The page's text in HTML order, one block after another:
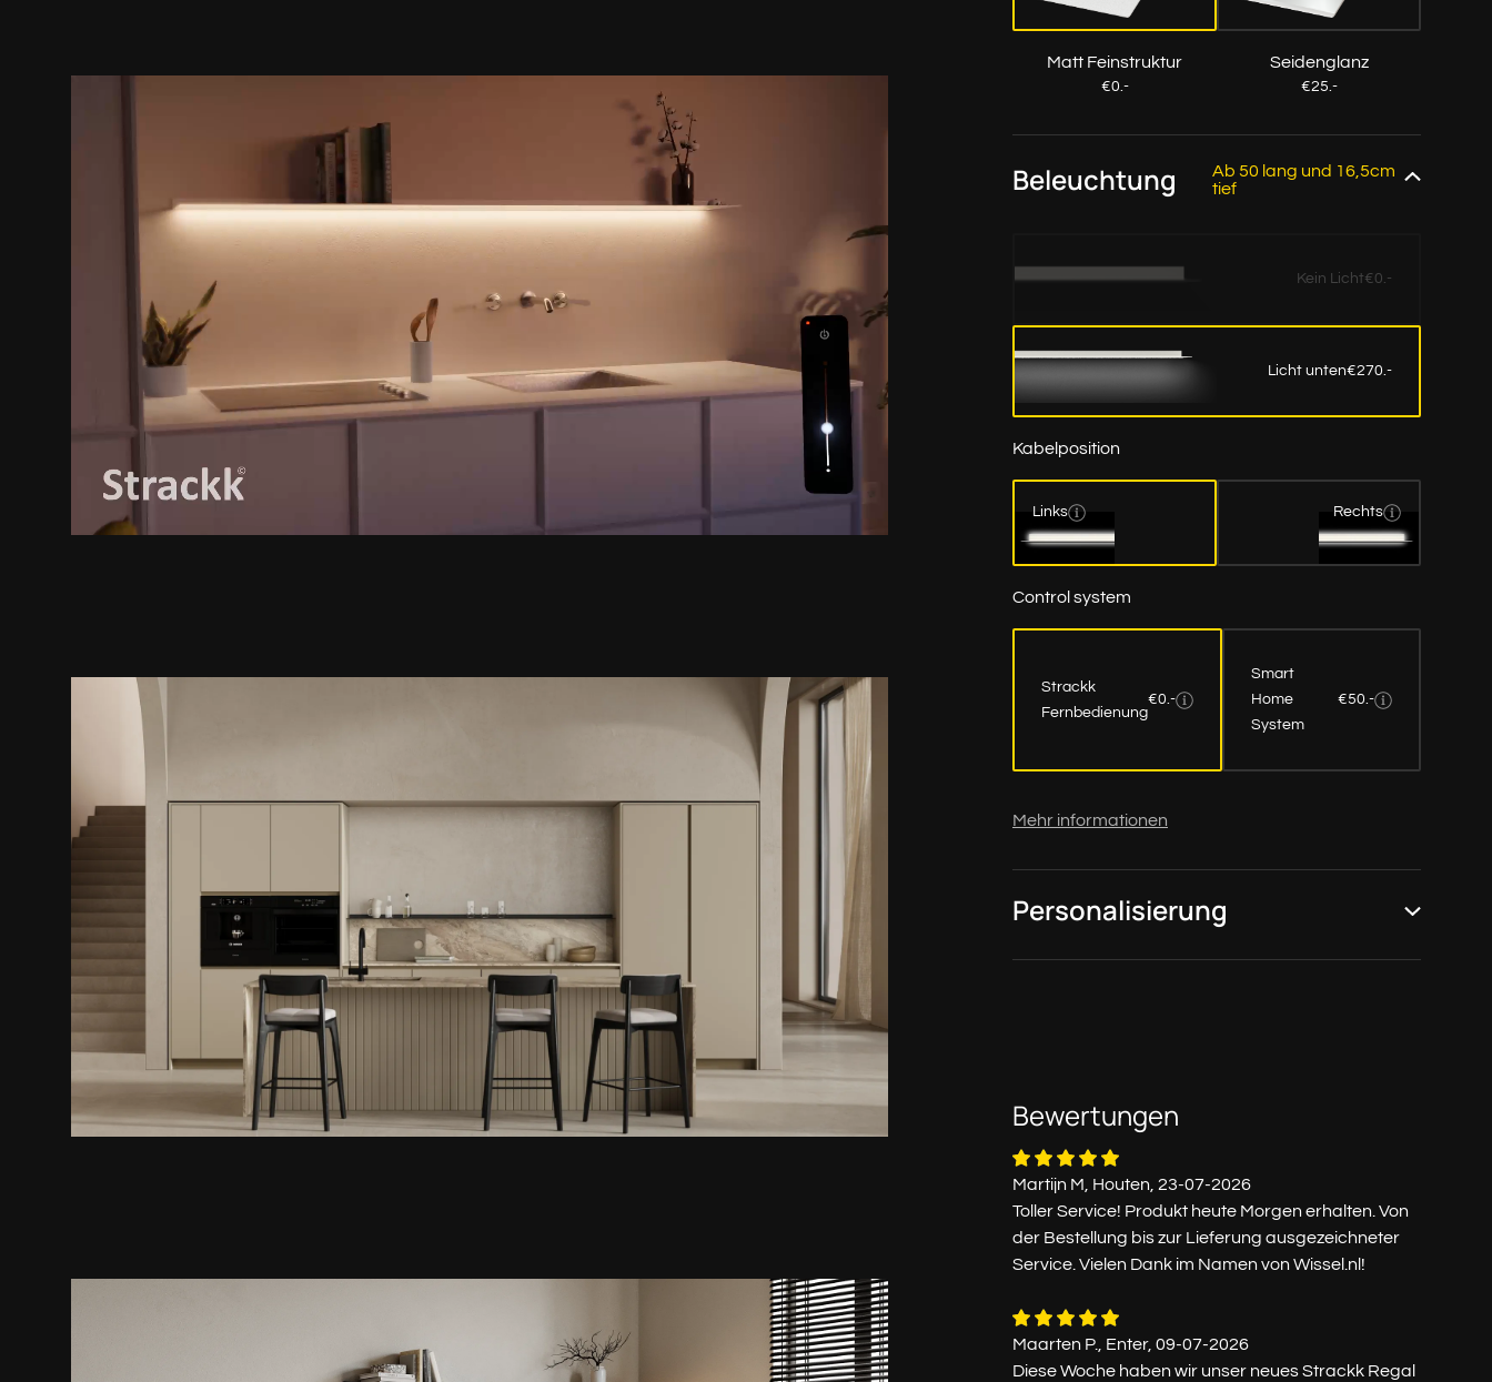
Matt Feinstruktur
€0.-
Seidenglanz
€25.-
Beleuchtung
Ab 50 lang und 16,5cm
tief
Kein Licht€0.-
Licht unten€270.-
Kabelposition
Links Rechts
Control system
Strackk
Fernbedienung
€0.-
Smart
Home
System
€50.-
Mehr informationen
Personalisierung
Bewertungen
Martijn M, Houten, 23-07-2026
Toller Service! Produkt heute Morgen erhalten. Von
der Bestellung bis zur Lieferung ausgezeichneter
Service. Vielen Dank im Namen von Wissel.nl!
Maarten P., Enter, 09-07-2026
Diese Woche haben wir unser neues Strackk Regal